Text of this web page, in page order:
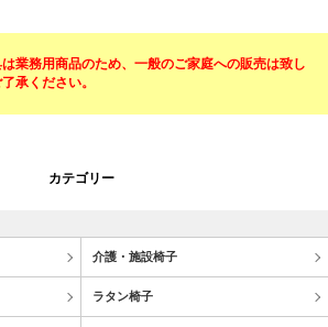
業務用商品のため、一般のご家庭への販売は致し
承ください。
カテゴリー
介護・施設椅子
ラタン椅子